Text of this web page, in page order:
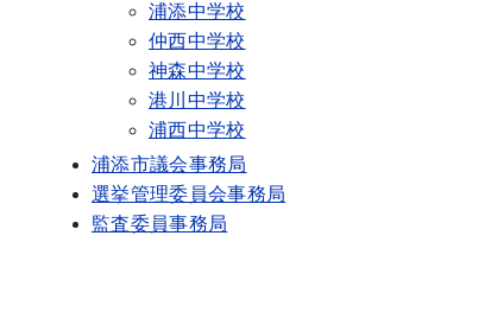
浦添中学校
仲西中学校
神森中学校
港川中学校
浦西中学校
浦添市議会事務局
選挙管理委員会事務局
監査委員事務局